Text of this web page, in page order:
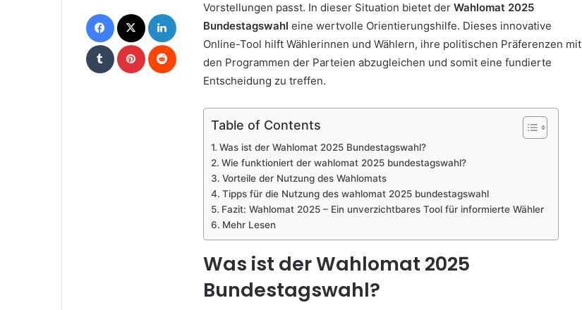
Vorstellungen passt. In dieser Situation bietet der Wahlomat 2025
Bundestagswahl eine wertvolle Orientierungshilfe. Dieses innovative
Online-Tool hilft Wählerinnen und Wählern, ihre politischen Präferenzen mit
den Programmen der Parteien abzugleichen und somit eine fundierte
Entscheidung zu treffen.
Table of Contents
Was ist der Wahlomat 2025 Bundestagswahl?
Wie funktioniert der wahlomat 2025 bundestagswahl?
Vorteile der Nutzung des Wahlomats
Tipps für die Nutzung des wahlomat 2025 bundestagswahl
Fazit: Wahlomat 2025 – Ein unverzichtbares Tool für informierte Wähler
Mehr Lesen
Was ist der Wahlomat 2025
Bundestagswahl?
Facebook LinkedIn
Tumblr Pinterest